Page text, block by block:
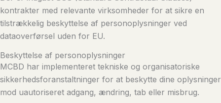
kontrakter med relevante virksomheder for at sikre en
tilstrækkelig beskyttelse af personoplysninger ved
dataoverførsel uden for EU.
Beskyttelse af personoplysninger
MCBD har implementeret tekniske og organisatoriske
sikkerhedsforanstaltninger for at beskytte dine oplysninger
mod uautoriseret adgang, ændring, tab eller misbrug.